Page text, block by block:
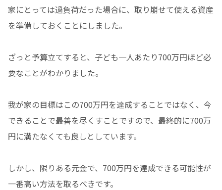
家にとっては過負荷だった場合に、取り崩せて使える資産
を準備しておくことにしました。
ざっと予算立てすると、子ども一人あたり700万円ほど必
要なことがわかりました。
我が家の目標はこの700万円を達成することではなく、今
できることで最善を尽くすことですので、最終的に700万
円に満たなくても良しとしています。
しかし、限りある元金で、700万円を達成できる可能性が
一番高い方法を取るべきです。